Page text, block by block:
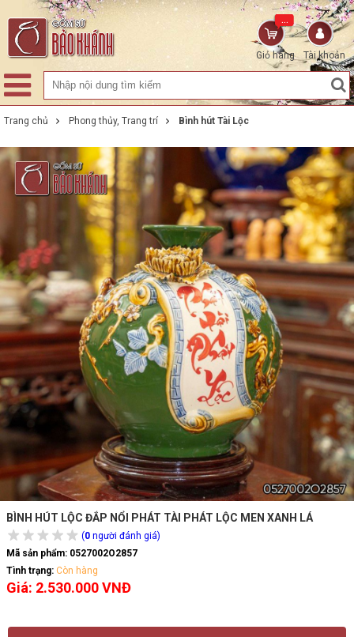
Tài khoản
Giỏ hàng
...
Trang chủ Phong thủy, Trang trí Bình hút Tài Lộc
BÌNH HÚT LỘC ĐẮP NỔI PHÁT TÀI PHÁT LỘC MEN XANH LÁ
(0 người đánh giá)
Mã sản phẩm: 0527002O2857
Tình trạng: Còn hàng
Giá: 2.530.000 VNĐ